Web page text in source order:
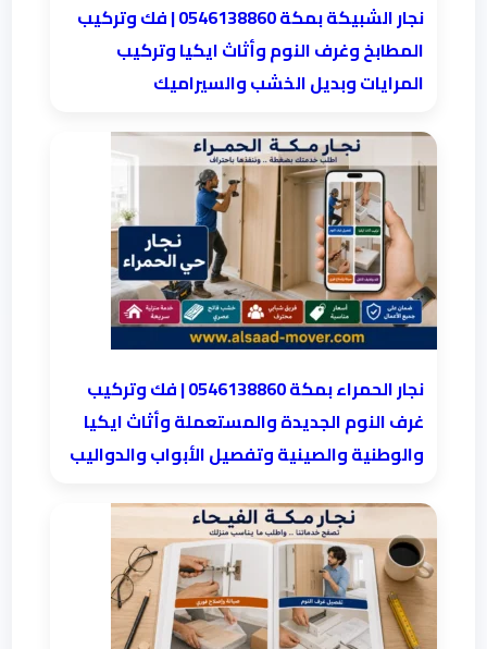
نجار الشبيكة بمكة 0546138860⁩ | فك وتركيب
المطابخ وغرف النوم وأثاث ايكيا وتركيب
المرايات وبديل الخشب والسيراميك
نجار الحمراء بمكة 0546138860⁩ | فك وتركيب
غرف النوم الجديدة والمستعملة وأثاث ايكيا
والوطنية والصينية وتفصيل الأبواب والدواليب